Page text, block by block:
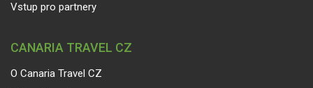
Vstup pro partnery
CANARIA TRAVEL CZ
O Canaria Travel CZ